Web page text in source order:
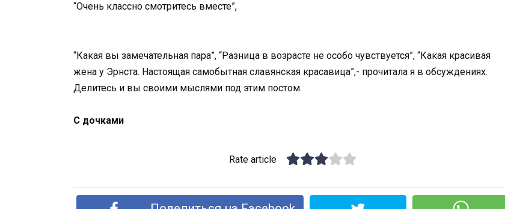
“Очень классно смотритесь вместе”,
“Какая вы замечательная пара”, “Разница в возрасте не особо чувствуется”, “Какая красивая
жена у Эрнста. Настоящая самобытная славянская красавица”,- прочитала я в обсуждениях.
Делитесь и вы своими мыслями под этим постом.
С дочками
Rate article